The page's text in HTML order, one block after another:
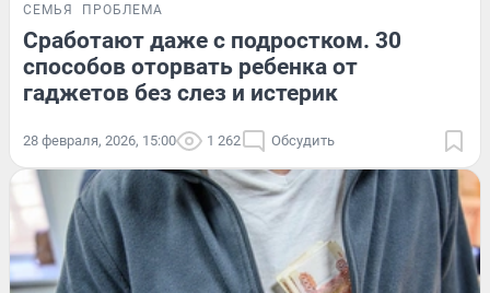
СЕМЬЯ ПРОБЛЕМА
Сработают даже с подростком. 30
способов оторвать ребенка от
гаджетов без слез и истерик
28 февраля, 2026, 15:00 1 262 Обсудить